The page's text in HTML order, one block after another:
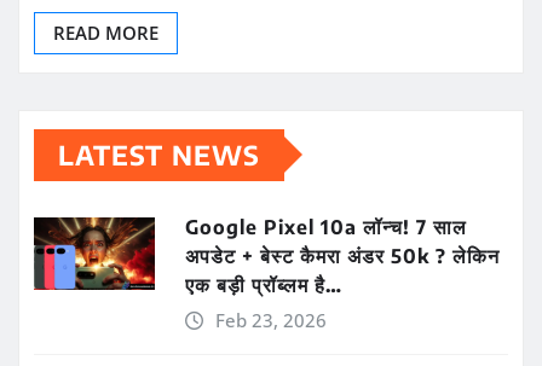
READ MORE
LATEST NEWS
Google Pixel 10a लॉन्च! 7 साल
अपडेट + बेस्ट कैमरा अंडर 50k ? लेकिन
एक बड़ी प्रॉब्लम है…
Feb 23, 2026